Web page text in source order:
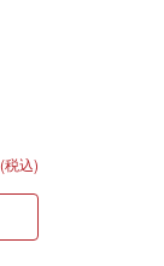
(税込)